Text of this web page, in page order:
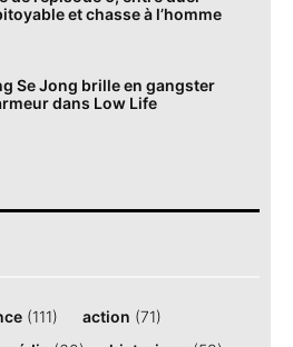
et chasse à l’homme
Se Jong brille en gangster
dans Low Life
(111) action (71)